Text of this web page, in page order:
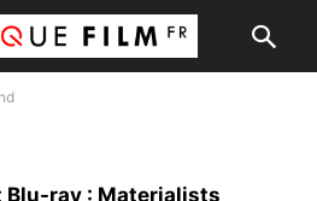
Blu-ray : Materialists